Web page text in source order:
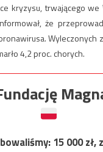
kryzysu, trwającego
że
Wyleczonych
4,2 proc. chorych.
15 000zł,